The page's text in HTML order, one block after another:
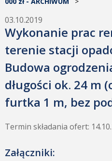
03.10.2019
Wykonanie prac
terenie stacji
Budowa
długości ok. 24 m
furtka 1 m, bez
Termin składania ofert:
Załączniki: